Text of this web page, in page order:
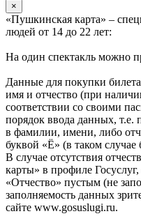
×
«Пушкинская карта» –
людей от 14 до 22 лет:
На один спектакль можно
Данные для покупки
имя и отчество (при
соответствии со своими
порядок ввода данных, т.е.
в фамилии, имени, либо
буквой «Ё» (в таком
В случае отсутствия
карты» в профиле
«Отчество» пустым (не
заполняемость данных
сайте www.gosuslugi.ru.